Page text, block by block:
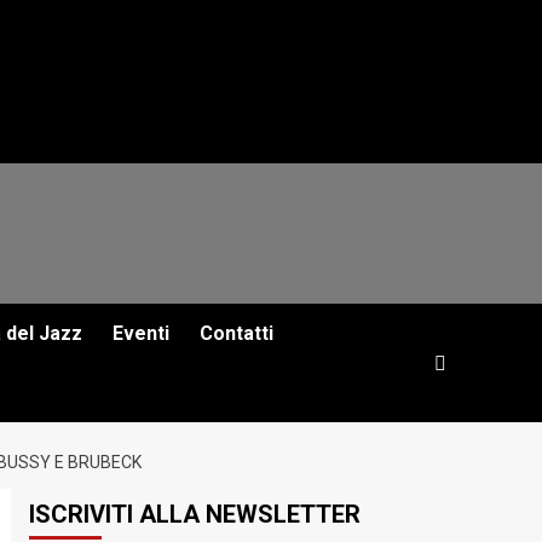
del Jazz Eventi Contatti
E BRUBECK
ISCRIVITI ALLA NEWSLETTER